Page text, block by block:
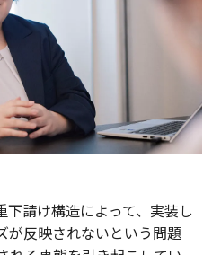
請け構造によって、実装し
が反映されないという問題